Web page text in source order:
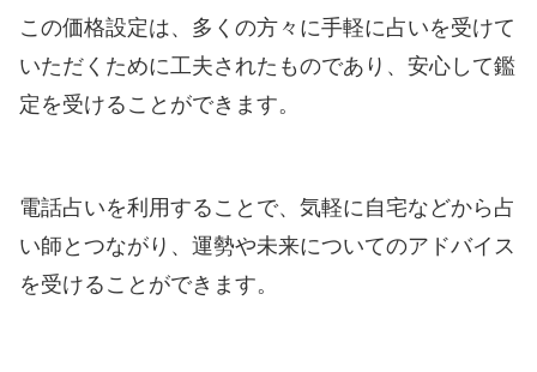
この価格設定は、多くの方々に手軽に占いを受けて
いただくために工夫されたものであり、安心して鑑
定を受けることができます。
電話占いを利用することで、気軽に自宅などから占
い師とつながり、運勢や未来についてのアドバイス
を受けることができます。